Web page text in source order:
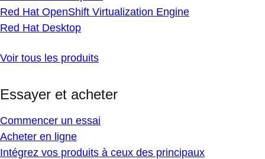
Red Hat OpenShift Virtualization Engine
Red Hat Desktop
Voir tous les produits
Essayer et acheter
Commencer un essai
Acheter en ligne
Intégrez vos produits à ceux des principaux